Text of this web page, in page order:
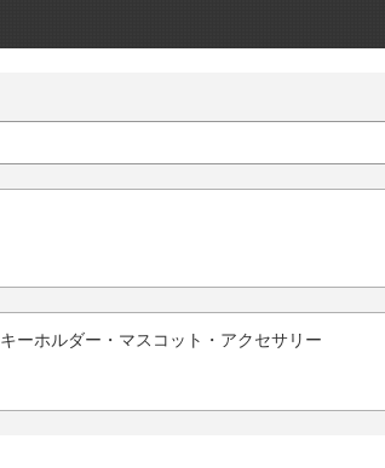
キーホルダー・マスコット・アクセサリー